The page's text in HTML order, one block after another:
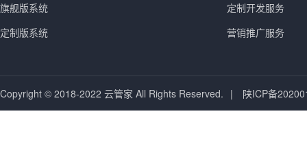
旗舰版系统
定制版系统
定制开发服务
营销推广服务
Copyright © 2018-2022 云管家 All Rights Reserved. | 陕ICP备